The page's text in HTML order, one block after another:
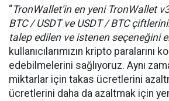
“TronWallet'in en yeni TronWallet
BTC / USDT ve USDT / BTC
talep edilen ve istenen seçeneğini
kullanıcılarımızın kripto paralarını
edebilmelerini sağlıyoruz. Aynı
miktarlar için takas ücretlerini
ücretlerini daha da azaltmak için